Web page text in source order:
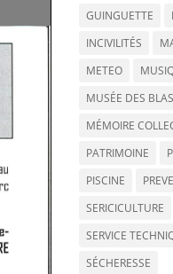
GUINGUETTE
INCIVILITÉS
METEO
MUSÉE DES
MÉMOIRE
PATRIMOINE
PISCINE
SERICICULTURE
SERVICE
SÉCHERESSE